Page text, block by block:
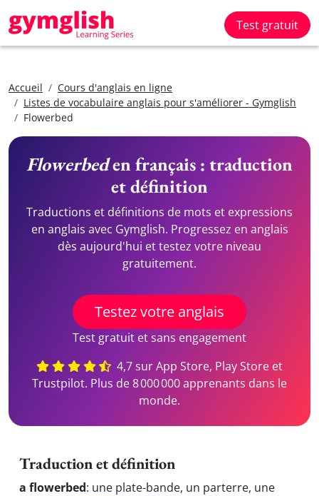
Test gratuit
Accueil
Cours d'anglais en ligne
Listes de vocabulaire anglais pour s'améliorer - Gymglish
Flowerbed
Flowerbeden français : traduction
et définition
Traductions et définitions de mots et expressions
en anglais avec Gymglish. Progressez en anglais
dès aujourd'hui et testez votre niveau
gratuitement.
Testez votre anglais
Test gratuit et sans engagement
4,7 sur App Store, Play Store et
Trustpilot. Plus de 8 000 000 apprenants dans le
monde.
Traduction et définition
a flowerbed: une plate-bande, un parterre, une